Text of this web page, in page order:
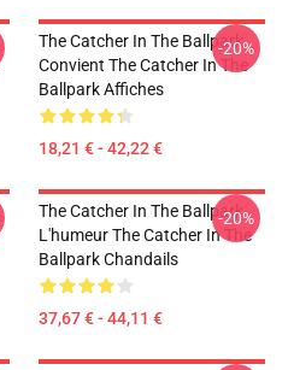
The Catcher In The Ballpark
Convient The Catcher In The
Ballpark Affiches
18,21 € - 42,22 €
-20%
The Catcher In The Ballpark
L'humeur The Catcher In The
Ballpark Chandails
37,67 € - 44,11 €
-20%